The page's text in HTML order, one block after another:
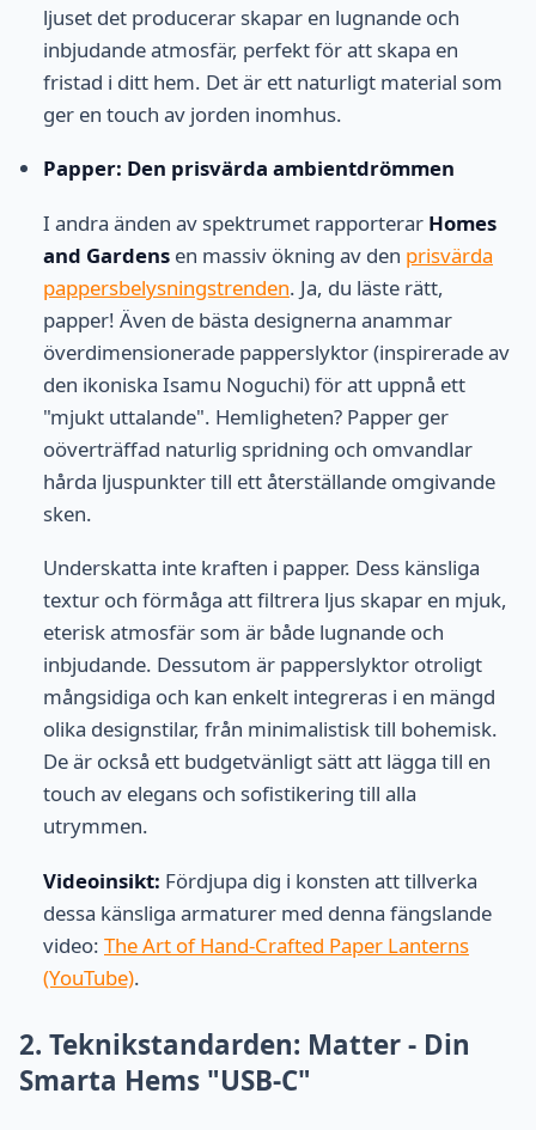
ljuset det producerar skapar en lugnande och
inbjudande atmosfär, perfekt för att skapa en
fristad i ditt hem. Det är ett naturligt material som
ger en touch av jorden inomhus.
Papper: Den prisvärda ambientdrömmen
I andra änden av spektrumet rapporterar Homes
and Gardens en massiv ökning av den prisvärda
pappersbelysningstrenden. Ja, du läste rätt,
papper! Även de bästa designerna anammar
överdimensionerade papperslyktor (inspirerade av
den ikoniska Isamu Noguchi) för att uppnå ett
"mjukt uttalande". Hemligheten? Papper ger
oöverträffad naturlig spridning och omvandlar
hårda ljuspunkter till ett återställande omgivande
sken.
Underskatta inte kraften i papper. Dess känsliga
textur och förmåga att filtrera ljus skapar en mjuk,
eterisk atmosfär som är både lugnande och
inbjudande. Dessutom är papperslyktor otroligt
mångsidiga och kan enkelt integreras i en mängd
olika designstilar, från minimalistisk till bohemisk.
De är också ett budgetvänligt sätt att lägga till en
touch av elegans och sofistikering till alla
utrymmen.
Videoinsikt: Fördjupa dig i konsten att tillverka
dessa känsliga armaturer med denna fängslande
video: The Art of Hand-Crafted Paper Lanterns
(YouTube).
2. Teknikstandarden: Matter - Din
Smarta Hems "USB-C"